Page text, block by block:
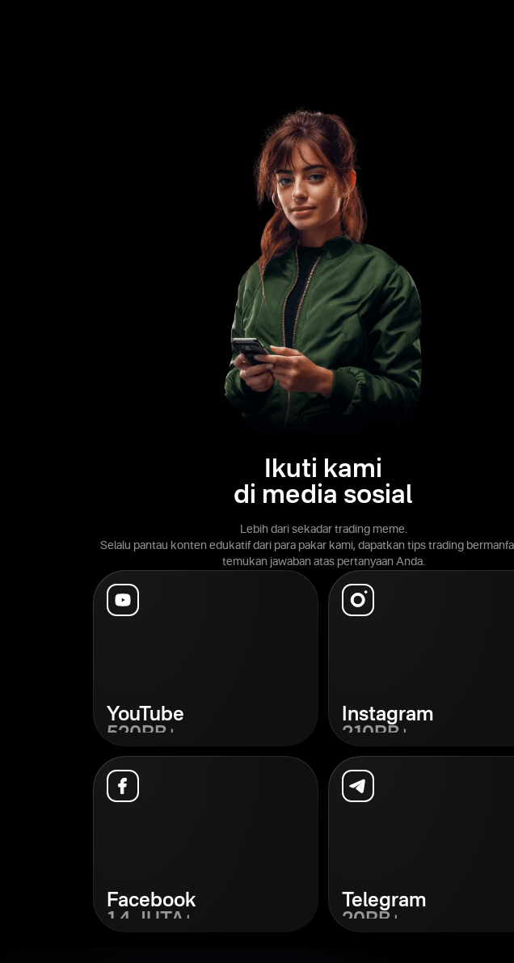
Ikuti kami
di media sosial
Lebih dari sekadar trading meme.
Selalu pantau konten edukatif dari para pakar kami, dapatkan tips trading
temukan jawaban atas pertanyaan Anda.
YouTube
520RB+
Instagram
210RB+
Facebook
1,4 JUTA+
Telegram
20RB+